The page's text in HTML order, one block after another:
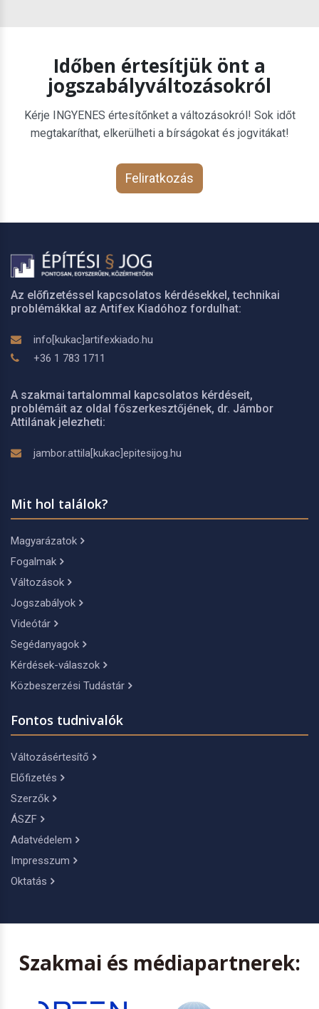
Időben értesítjük önt a
jogszabályváltozásokról
Kérje INGYENES értesítőnket a változásokról! Sok időt
megtakaríthat, elkerülheti a bírságokat és jogvitákat!
Feliratkozás
Az előfizetéssel kapcsolatos kérdésekkel, technikai
problémákkal az Artifex Kiadóhoz fordulhat:
info[kukac]artifexkiado.hu
+36 1 783 1711
A szakmai tartalommal kapcsolatos kérdéseit,
problémáit az oldal főszerkesztőjének, dr. Jámbor
Attilának jelezheti:
jambor.attila[kukac]epitesijog.hu
Mit hol találok?
Magyarázatok
Fogalmak
Változások
Jogszabályok
Videótár
Segédanyagok
Kérdések-válaszok
Közbeszerzési Tudástár
Fontos tudnivalók
Változásértesítő
Előfizetés
Szerzők
ÁSZF
Adatvédelem
Impresszum
Oktatás
Szakmai és médiapartnerek: